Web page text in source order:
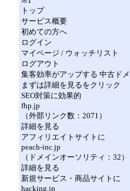
トップ
サービス概要
初めての方へ
ログイン
マイページ / ウォッチリスト
ログアウト
集客効率がアップする 中古ド
まずは詳細を見るをクリック
SEO対策に効果的
fhp.jp
（外部リンク数：2071）
詳細を見る
アフィリエイトサイトに
peach-inc.jp
（ドメインオーソリティ：32）
詳細を見る
新規サービス・商品サイトに
hacking.jp